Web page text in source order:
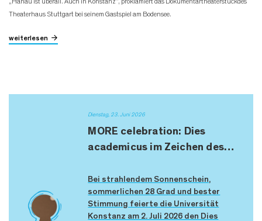
Theaterhaus Stuttgart bei seinem Gastspiel am Bodensee.
weiterlesen
Dienstag, 23. Juni 2026
MORE celebration: Dies
academicus im Zeichen des…
Bei strahlendem Sonnenschein,
sommerlichen 28 Grad und bester
Stimmung feierte die Universität
Konstanz am 2. Juli 2026 den Dies